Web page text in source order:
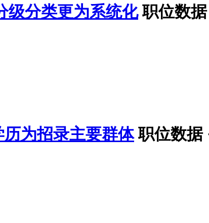
级分类更为系统化 职位数据
历为招录主要群体 职位数据